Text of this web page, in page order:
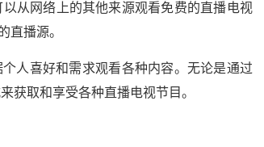
从网络上的其他来源观看免费的直播电视
直播源。
人喜好和需求观看各种内容。无论是通过
获取和享受各种直播电视节目。